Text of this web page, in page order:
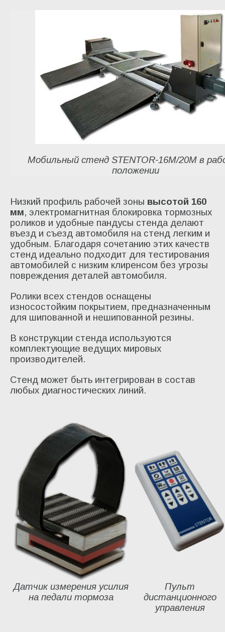
Мобильный стенд STENTOR-16M/20М в
положении
Низкий профиль рабочей зоны высотой 160
мм, электромагнитная блокировка тормозных
роликов и удобные пандусы стенда делают
въезд и съезд автомобиля на стенд легким и
удобным. Благодаря сочетанию этих качеств
стенд идеально подходит для тестирования
автомобилей с низким клиренсом без угрозы
повреждения деталей автомобиля.
Ролики всех стендов оснащены
износостойким покрытием, предназначенным
для шипованной и нешипованной резины.
В конструкции стенда используются
комплектующие ведущих мировых
производителей.
Стенд может быть интегрирован в состав
любых диагностических линий.
Датчик измерения усилия
на педали тормоза
Пульт
дистанционного
управления